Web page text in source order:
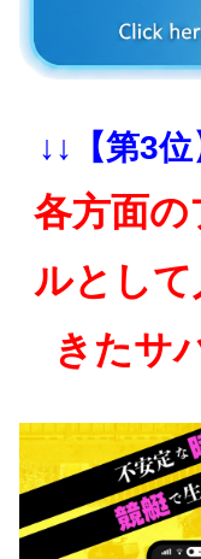
↓↓【第3
各方面
ルとし
きたサ